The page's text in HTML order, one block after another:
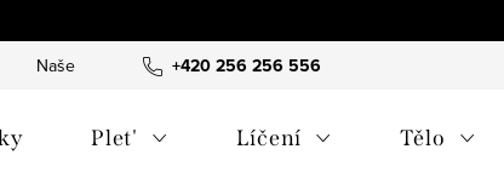
+420 256 256 556
Naše tipy a příběhy O nás
Plet' Líčení Tělo